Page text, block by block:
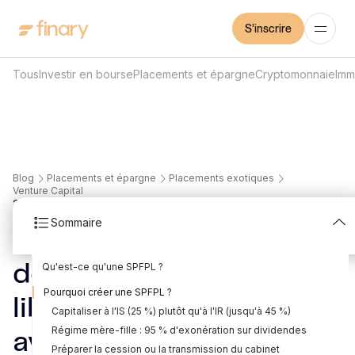
S'inscrire
TousInvestir en boursePlacements et épargneCryptomonnaie
Blog Placements et épargne
Placements exotiques
Venture Capital
Sommaire
Qu'est-ce qu'une SPFPL ?
Cadre légal et historique
Différence avec une holding patrimoniale classique
Professions libérales éligibles
Pourquoi créer une SPFPL ?
Capitaliser à l'IS (25 %) plutôt qu'à l'IR (jusqu'à 45 %)
Régime mère-fille : 95 % d'exonération sur dividendes
Préparer la cession ou la transmission du cabinet
21
des professions
libérales (médecins,
avocats, notaires)